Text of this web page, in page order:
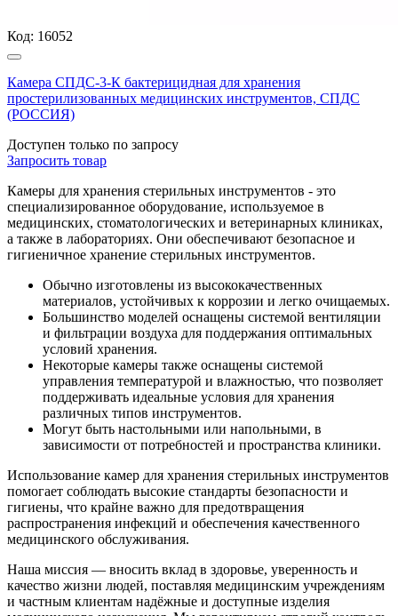
Код: 16052
Камера СПДС-3-К бактерицидная для хранения
простерилизованных медицинских инструментов, СПДС
(РОССИЯ)
Доступен только по запросу
Запросить товар
Камеры для хранения стерильных инструментов - это
специализированное оборудование, используемое в
медицинских, стоматологических и ветеринарных клиниках,
а также в лабораториях. Они обеспечивают безопасное и
гигиеничное хранение стерильных инструментов.
Обычно изготовлены из высококачественных
материалов, устойчивых к коррозии и легко очищаемых.
Большинство моделей оснащены системой вентиляции
и фильтрации воздуха для поддержания оптимальных
условий хранения.
Некоторые камеры также оснащены системой
управления температурой и влажностью, что позволяет
поддерживать идеальные условия для хранения
различных типов инструментов.
Могут быть настольными или напольными, в
зависимости от потребностей и пространства клиники.
Использование камер для хранения стерильных инструментов
помогает соблюдать высокие стандарты безопасности и
гигиены, что крайне важно для предотвращения
распространения инфекций и обеспечения качественного
медицинского обслуживания.
Наша миссия — вносить вклад в здоровье, уверенность и
качество жизни людей, поставляя медицинским учреждениям
и частным клиентам надёжные и доступные изделия